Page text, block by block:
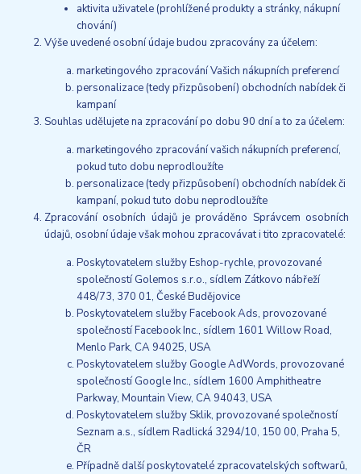
aktivita uživatele (prohlížené produkty a stránky, nákupní
chování)
Výše uvedené osobní údaje budou zpracovány za účelem:
marketingového zpracování Vašich nákupních preferencí
personalizace (tedy přizpůsobení) obchodních nabídek či
kampaní
Souhlas udělujete na zpracování po dobu 90 dní a to za účelem:
marketingového zpracování vašich nákupních preferencí,
pokud tuto dobu neprodloužíte
personalizace (tedy přizpůsobení) obchodních nabídek či
kampaní, pokud tuto dobu neprodloužíte
Zpracování osobních údajů je prováděno Správcem osobních
údajů, osobní údaje však mohou zpracovávat i tito zpracovatelé:
Poskytovatelem služby Eshop-rychle, provozované
společností Golemos s.r.o., sídlem Zátkovo nábřeží
448/73, 370 01, České Budějovice
Poskytovatelem služby Facebook Ads, provozované
společností Facebook Inc., sídlem 1601 Willow Road,
Menlo Park, CA 94025, USA
Poskytovatelem služby Google AdWords, provozované
společností Google Inc., sídlem 1600 Amphitheatre
Parkway, Mountain View, CA 94043, USA
Poskytovatelem služby Sklik, provozované společností
Seznam a.s., sídlem Radlická 3294/10, 150 00, Praha 5,
ČR
Případně další poskytovatelé zpracovatelských softwarů,